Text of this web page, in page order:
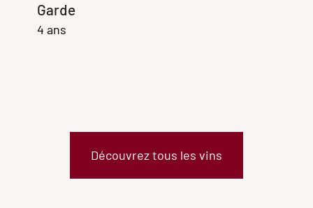
Garde
4 ans
Découvrez tous les vins